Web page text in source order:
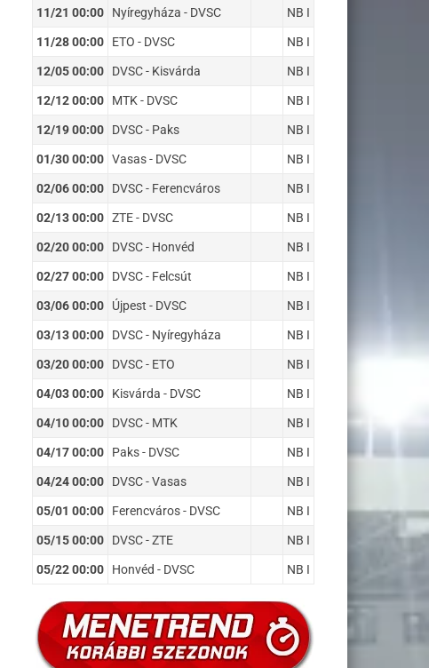
11/21 00:00 Nyíregyháza - DVSC NB I
11/28 00:00 ETO - DVSC NB I
12/05 00:00 DVSC - Kisvárda NB I
12/12 00:00 MTK - DVSC NB I
12/19 00:00 DVSC - Paks NB I
01/30 00:00 Vasas - DVSC NB I
02/06 00:00 DVSC - Ferencváros NB I
02/13 00:00 ZTE - DVSC NB I
02/20 00:00 DVSC - Honvéd NB I
02/27 00:00 DVSC - Felcsút NB I
03/06 00:00 Újpest - DVSC NB I
03/13 00:00 DVSC - Nyíregyháza NB I
03/20 00:00 DVSC - ETO NB I
04/03 00:00 Kisvárda - DVSC NB I
04/10 00:00 DVSC - MTK NB I
04/17 00:00 Paks - DVSC NB I
04/24 00:00 DVSC - Vasas NB I
05/01 00:00 Ferencváros - DVSC NB I
05/15 00:00 DVSC - ZTE NB I
05/22 00:00 Honvéd - DVSC NB I